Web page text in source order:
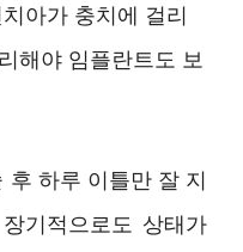
아가 충치에 걸리
해야 임플란트도 보
후 하루 이틀만 잘 지
기적으로도 상태가